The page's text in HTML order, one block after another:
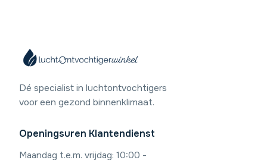
Dé specialist in luchtontvochtigers
voor een gezond binnenklimaat.
Openingsuren Klantendienst
Maandag t.e.m. vrijdag: 10:00 -